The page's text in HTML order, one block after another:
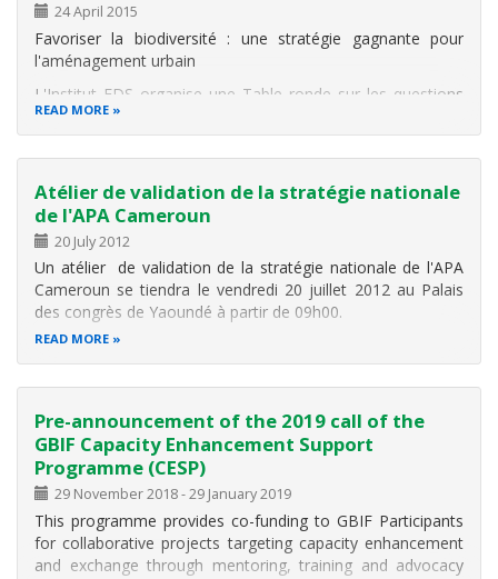
24 April 2015
Favoriser la biodiversité : une stratégie gagnante pour
l'aménagement urbain
L'Institut EDS organise une Table ronde sur les questions
de biodiversité urbaine et d'aménagement urbain. Les
intervenants à cette table ronde seraient Madame Danielle
Dagenais, chercheure à l’Université de Montréal
READ MORE
Atélier de validation de la stratégie nationale
de l'APA Cameroun
20 July 2012
Un atélier de validation de la stratégie nationale de l'APA
Cameroun se tiendra le vendredi 20 juillet 2012 au Palais
des congrès de Yaoundé à partir de 09h00.
READ MORE
Pre-announcement of the 2019 call of the
GBIF Capacity Enhancement Support
Programme (CESP)
29 November 2018-29 January 2019
This programme provides co-funding to GBIF Participants
for collaborative projects targeting capacity enhancement
and exchange through mentoring, training and advocacy